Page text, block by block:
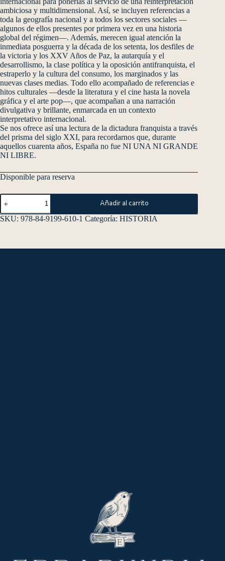
ambiciosa y multidimensional. Así, se incluyen referencias a
toda la geografía nacional y a todos los sectores sociales —
algunos de ellos presentes por primera vez en una historia
global del régimen—. Además, merecen igual atención la
inmediata posguerra y la década de los setenta, los desfiles de
la victoria y los XXV Años de Paz, la autarquía y el
desarrollismo, la clase política y la oposición antifranquista, el
estraperlo y la cultura del consumo, los marginados y las
nuevas clases medias. Todo ello acompañado de referencias e
hitos culturales —desde la literatura y el cine hasta la novela
gráfica y el arte pop—, que acompañan a una narración
divulgativa y brillante, enmarcada en un contexto
interpretativo internacional.
Se nos ofrece así una lectura de la dictadura franquista a través
del prisma del siglo XXI, para recordarnos que, durante
aquellos cuarenta años, España no fue NI UNA NI GRANDE
NI LIBRE.
Disponible para reserva
Añadir al carrito
SKU: 978-84-9199-610-1 Categoría: HISTORIA